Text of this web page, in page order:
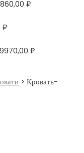
₽
₽
₽
> Кровать-